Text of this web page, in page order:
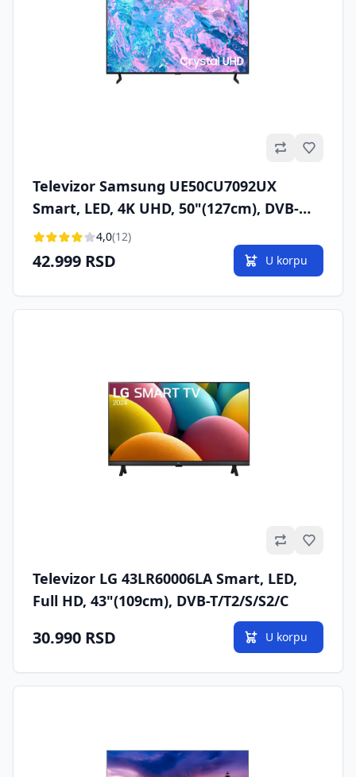
Televizor Samsung UE50CU7092UX
Smart, LED, 4K UHD, 50"(127cm), DVB-
T2/C/S2
4,0(12)
42.999 RSD U korpu
Televizor LG 43LR60006LA Smart, LED,
Full HD, 43"(109cm), DVB-T/T2/S/S2/C
30.990 RSD U korpu